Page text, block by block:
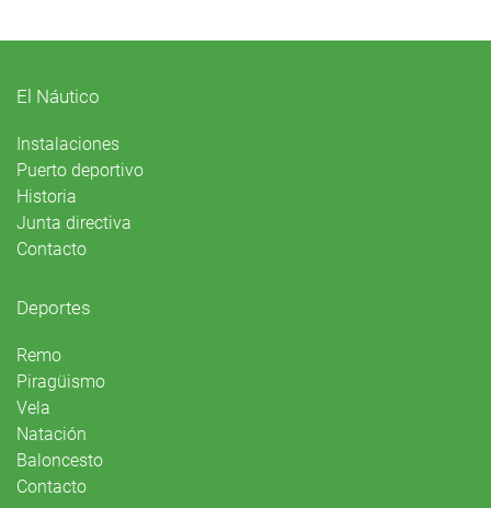
El Náutico
Instalaciones
Puerto deportivo
Historia
Junta directiva
Contacto
Deportes
Remo
Piragüismo
Vela
Natación
Baloncesto
Contacto